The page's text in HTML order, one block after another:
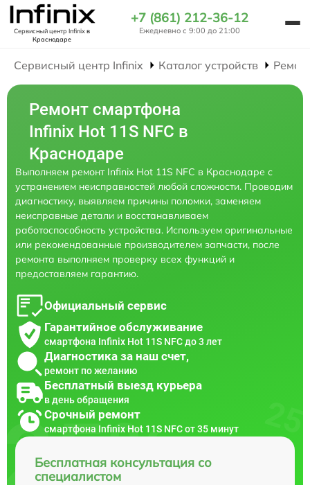
Сервисный центр Infinixв
Краснодаре
+7 (861) 212-36-12
Ежедневно с 9:00 до 21:00
Сервисный центр Infinix Каталог устройств
Ремонт смартфона
Infinix Hot 11S NFC в
Краснодаре
Выполняем ремонт Infinix Hot 11S NFC в Краснодаре с
устранением неисправностей любой сложности. Проводим
диагностику, выявляем причины поломки, заменяем
неисправные детали и восстанавливаем
работоспособность устройства. Используем оригинальные
или рекомендованные производителем запчасти, после
ремонта выполняем проверку всех функций и
предоставляем гарантию.
Официальный сервис
Гарантийное обслуживание
смартфона Infinix Hot 11S NFC до 3 лет
Диагностика за наш счет,
ремонт по желанию
Бесплатный выезд курьера
в день обращения
Срочный ремонт
смартфона Infinix Hot 11S NFC от 35 минут
Бесплатная консультация со
специалистом